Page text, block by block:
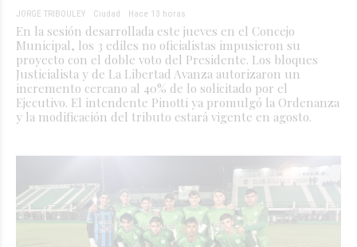
JORGE TRIBOULEY Ciudad Hace 13 horas
En la sesión desarrollada este jueves en el Concejo
Municipal, los 3 ediles no oficialistas impusieron su
proyecto con el doble voto del Presidente. Los bloques
Justicialista y de La Libertad Avanza autorizaron un
incremento cercano al 40% de lo solicitado por el
Ejecutivo. El intendente Pinotti ya promulgó la Ordenanza
y la modificación del tributo estará vigente en agosto.